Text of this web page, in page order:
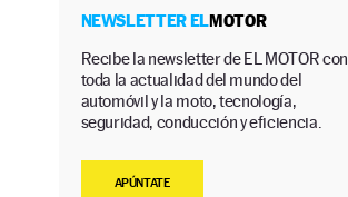
NEWSLETTER ELMOTOR
Recibe la newsletter de EL MOTOR con
toda la actualidad del mundo del
automóvil y la moto, tecnología,
seguridad, conducción y eficiencia.
APÚNTATE